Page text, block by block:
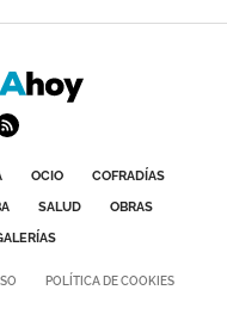
OCIO
COFRADÍAS
SALUD
OBRAS
POLÍTICA DE COOKIES